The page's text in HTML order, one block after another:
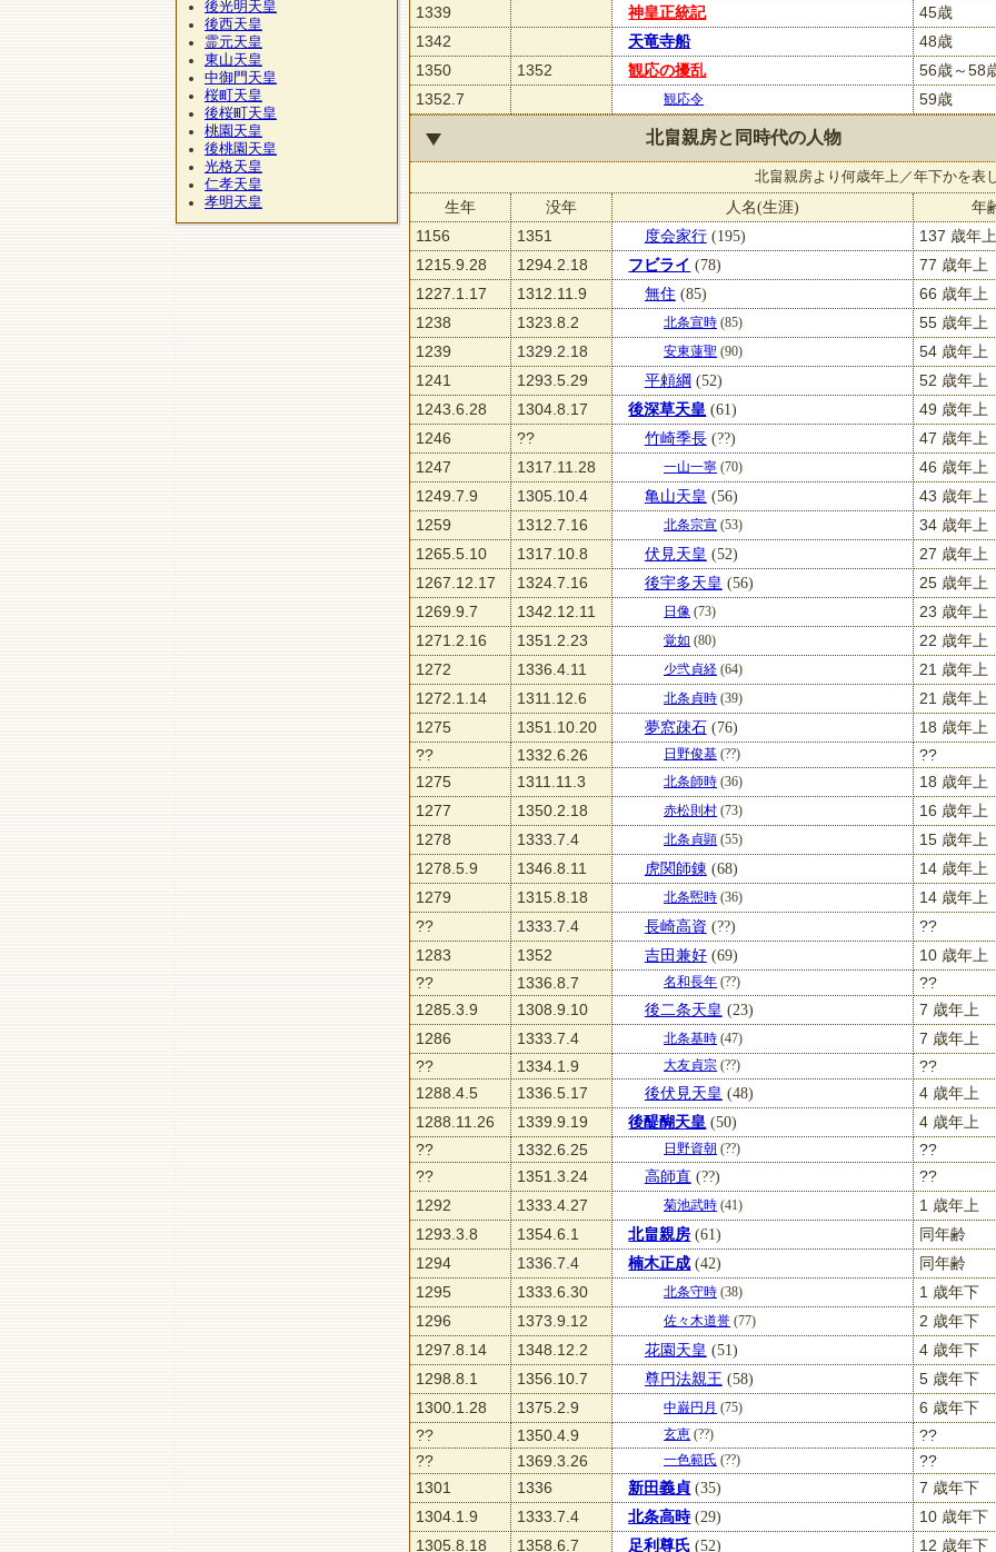
1339
神皇正統記
45歳
1342
天竜寺船
48歳
1350
1352 観応の擾乱
56歳～58
1352.7
観応令 59歳
北畠親房と同時代の人物
北畠親房より何歳年上／年下かを表
生年 没年 人名(生涯)
年
1156
1351 度会家行(195)
137 歳年上
1215.9.28
1294.2.18 フビライ (78)
77 歳年上
1227.1.17
1312.11.9 無住 (85)
66 歳年上
1238
1323.8.2 北条宣時 (85)
55 歳年上
1239
1329.2.18 安東蓮聖 (90)
54 歳年上
1241
1293.5.29 平頼綱 (52)
52 歳年上
1243.6.28
1304.8.17 後深草天皇 (61)
49 歳年上
1246
?? 竹崎季長(??)
47 歳年上
1247
1317.11.28 一山一寧 (70)
46 歳年上
1249.7.9
1305.10.4 亀山天皇 (56)
43 歳年上
1259
1312.7.16 北条宗宣 (53)
34 歳年上
1265.5.10
1317.10.8 伏見天皇 (52)
27 歳年上
1267.12.17
1324.7.16 後宇多天皇 (56)
25 歳年上
1269.9.7
1342.12.11 日像 (73)
23 歳年上
1271.2.16
1351.2.23 覚如 (80)
22 歳年上
1272
1336.4.11 少弐貞経 (64)
21 歳年上
1272.1.14
1311.12.6 北条貞時 (39)
21 歳年上
1275
1351.10.20 夢窓疎石(76)
18 歳年上
??
1332.6.26 日野俊基 (??)
??
1275
1311.11.3 北条師時 (36)
18 歳年上
1277
1350.2.18 赤松則村 (73)
16 歳年上
1278
1333.7.4 北条貞顕 (55)
15 歳年上
1278.5.9
1346.8.11 虎関師錬 (68)
14 歳年上
1279
1315.8.18 北条煕時 (36)
14 歳年上
??
1333.7.4 長崎高資 (??)
??
1283
1352 吉田兼好(69)
10 歳年上
??
1336.8.7 名和長年 (??)
??
1285.3.9
1308.9.10 後二条天皇 (23)
7 歳年上
1286
1333.7.4 北条基時 (47)
7 歳年上
??
1334.1.9 大友貞宗 (??)
??
1288.4.5
1336.5.17 後伏見天皇 (48)
4 歳年上
1288.11.26
1339.9.19 後醍醐天皇 (50)
4 歳年上
??
1332.6.25 日野資朝 (??)
??
??
1351.3.24 高師直 (??)
??
1292
1333.4.27 菊池武時 (41)
1 歳年上
1293.3.8
1354.6.1 北畠親房 (61)
同年齢
1294
1336.7.4 楠木正成 (42)
同年齢
1295
1333.6.30 北条守時 (38)
1 歳年下
1296
1373.9.12 佐々木道誉 (77)
2 歳年下
1297.8.14
1348.12.2 花園天皇 (51)
4 歳年下
1298.8.1
1356.10.7 尊円法親王 (58)
5 歳年下
1300.1.28
1375.2.9 中巌円月 (75)
6 歳年下
??
1350.4.9 玄恵 (??)
??
??
1369.3.26 一色範氏 (??)
??
1301
1336 新田義貞 (35)
7 歳年下
1304.1.9
1333.7.4 北条高時(29)
10 歳年下
1305.8.18
1358.6.7 足利尊氏 (52) 12 歳年下
後光明天皇
後西天皇
霊元天皇
東山天皇
中御門天皇
桜町天皇
後桜町天皇
桃園天皇
後桃園天皇
光格天皇
仁孝天皇
孝明天皇